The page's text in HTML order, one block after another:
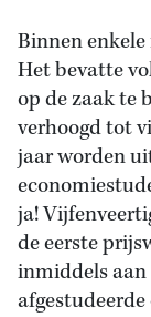
Binnen
Het bevatte
op de zaak te
verhoogd tot
jaar worden
ja!
de eerste
inmiddels